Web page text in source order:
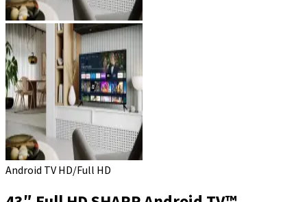
Android TV HD/Full HD